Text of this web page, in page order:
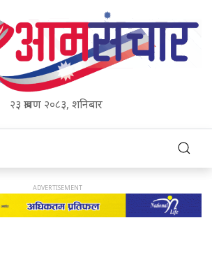
२३ श्रावण २०८३, शनिबार